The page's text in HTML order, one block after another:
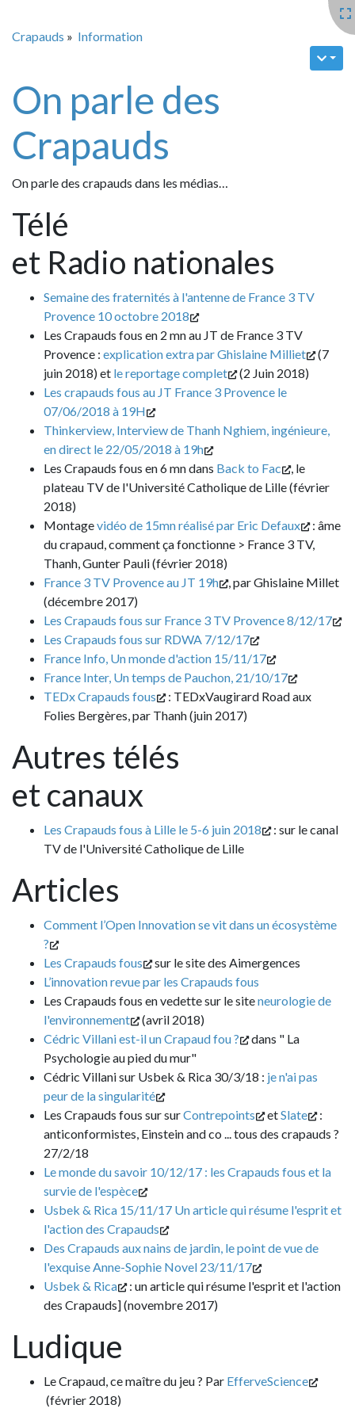
Crapauds » Information
On parle des
Crapauds
On parle des crapauds dans les médias…
Télé
et Radio nationales
Semaine des fraternités à l'antenne de France 3 TV
Provence 10 octobre 2018
Les Crapauds fous en 2 mn au JT de France 3 TV
Provence : explication extra par Ghislaine Milliet
(7
juin 2018) et le reportage complet
(2 Juin 2018)
Les crapauds fous au JT France 3 Provence le
07/06/2018 à 19H
Thinkerview, Interview de Thanh Nghiem, ingénieure,
en direct le 22/05/2018 à 19h
Les Crapauds fous en 6 mn dans Back to Fac
, le
plateau TV de l'Université Catholique de Lille (février
2018)
Montagevidéo de 15mn réalisé par Eric Defaux
: âme
du crapaud, comment ça fonctionne > France 3 TV,
Thanh, Gunter Pauli (février 2018)
France 3 TV Provence au JT 19h
, par Ghislaine Millet
(décembre 2017)
Les Crapauds fous sur France 3 TV Provence 8/12/17
Les Crapauds fous sur RDWA 7/12/17
France Info, Un monde d'action 15/11/17
France Inter, Un temps de Pauchon, 21/10/17
TEDx Crapauds fous
: TEDxVaugirard Road aux
Folies Bergères, par Thanh (juin 2017)
Autres télés
et canaux
Les Crapauds fous à Lille le 5-6 juin 2018
: sur le canal
TV de l'Université Catholique de Lille
Articles
Comment l’Open Innovation se vit dans un écosystème
?
Les Crapauds fous
sur le site des Aimergences
L’innovation revue par les Crapauds fous
Les Crapauds fous en vedette sur le siteneurologie de
l'environnement
(avril 2018)
Cédric Villani est-il un Crapaud fou ?
dans " La
Psychologie au pied du mur"
Cédric Villani sur Usbek & Rica 30/3/18 : je n'ai pas
peur de la singularité
Les Crapauds fous sur surContrepoints etSlate
:
anticonformistes, Einstein and co ... tous des crapauds ?
27/2/18
Le monde du savoir 10/12/17 : les Crapauds fous et la
survie de l'espèce
Usbek & Rica 15/11/17 Un article qui résume l'esprit et
l'action des Crapauds
Des Crapauds aux nains de jardin, le point de vue de
l'exquise Anne-Sophie Novel 23/11/17
Usbek & Rica
: un article qui résume l'esprit et l'action
des Crapauds] (novembre 2017)
Ludique
Le Crapaud, ce maître du jeu ? Par EfferveScience
(février 2018)